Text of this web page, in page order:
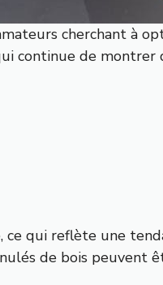
cherchant à
continue de montrer
ce qui reflète une
de bois peuvent